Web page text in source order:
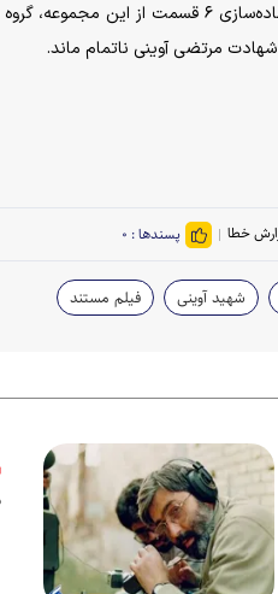
آزادسازی خرمشهر بپردازد. پس از
خطا پسندها : ۰
شهید آوینی فیلم مستند